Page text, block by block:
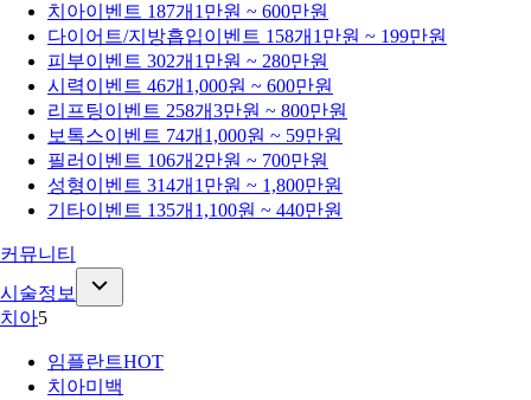
치아이벤트 187개 1만원 ~ 600만원
다이어트/지방흡입이벤트 158개 1만원 ~ 199만원
피부이벤트 302개 1만원 ~ 280만원
시력이벤트 46개 1,000원 ~ 600만원
리프팅이벤트 258개3만원 ~ 800만원
보톡스이벤트 74개 1,000원 ~ 59만원
필러 이벤트 106개 2만원 ~ 700만원
성형이벤트 314개 1만원 ~ 1,800만원
기타이벤트 135개 1,100원 ~ 440만원
커뮤니티
시술정보
치아5
임플란트HOT
치아미백